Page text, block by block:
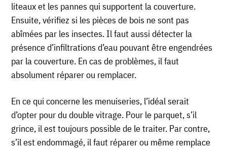
liteaux et les pannes qui supportent la couverture.
Ensuite, vérifiez si les pièces de bois ne sont pas
abîmées par les insectes. Il faut aussi détecter la
présence d’infiltrations d’eau pouvant être engendrées
par la couverture. En cas de problèmes, il faut
absolument réparer ou remplacer.
En ce qui concerne les menuiseries, l’idéal serait
d’opter pour du double vitrage. Pour le parquet, s’il
grince, il est toujours possible de le traiter. Par contre,
s’il est endommagé, il faut réparer ou même remplace